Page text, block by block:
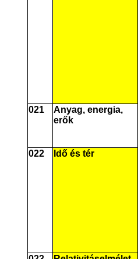
021
Anyag, energia,
erők
022 Idő és tér